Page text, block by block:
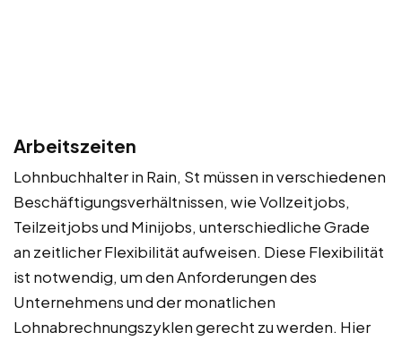
Arbeitszeiten
Lohnbuchhalter in Rain, St müssen in verschiedenen
Beschäftigungsverhältnissen, wie Vollzeitjobs,
Teilzeitjobs und Minijobs, unterschiedliche Grade
an zeitlicher Flexibilität aufweisen. Diese Flexibilität
ist notwendig, um den Anforderungen des
Unternehmens und der monatlichen
Lohnabrechnungszyklen gerecht zu werden. Hier